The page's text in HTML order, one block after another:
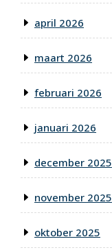
april 2026
maart 2026
februari 2026
januari 2026
december 2025
november 2025
oktober 2025